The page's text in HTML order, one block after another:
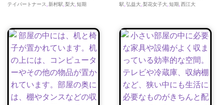
テイパートナース,新村駅,梨大,短期
駅,弘益大,梨花女子大,短期,西江大